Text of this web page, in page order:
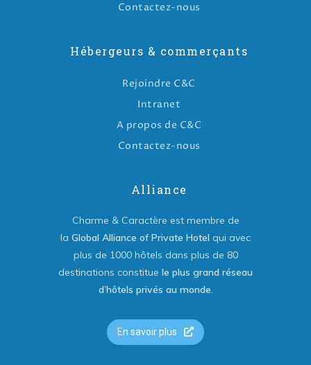
Contactez-nous
Hébergeurs & commerçants
Rejoindre C&C
Intranet
A propos de C&C
Contactez-nous
Alliance
Charme & Caractère est membre de
la Global Alliance of Private Hotel qui avec
plus de 1000 hôtels dans plus de 80
destinations constitue le plus grand réseau
d’hôtels privés au monde.
En savoir plus